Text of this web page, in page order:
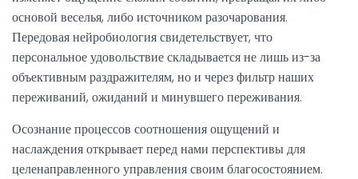
основой веселья, либо источником разочарования.
Передовая нейробиология свидетельствует, что
персональное удовольствие складывается не лишь из-за
объективным раздражителям, но и через фильтр наших
переживаний, ожиданий и минувшего переживания.
Осознание процессов соотношения ощущений и
наслаждения открывает перед нами перспективы для
целенаправленного управления своим благосостоянием.